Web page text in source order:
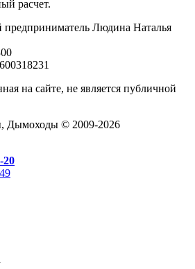
расчет.
Людина Наталья
на сайте, не является публичной
Дымоходы © 2009-2026
20